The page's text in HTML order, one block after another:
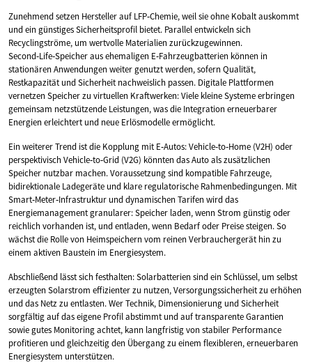
Zunehmend setzen Hersteller auf LFP‑Chemie, weil sie ohne Kobalt auskommt
und ein günstiges Sicherheitsprofil bietet. Parallel entwickeln sich
Recyclingströme, um wertvolle Materialien zurückzugewinnen.
Second‑Life‑Speicher aus ehemaligen E‑Fahrzeugbatterien können in
stationären Anwendungen weiter genutzt werden, sofern Qualität,
Restkapazität und Sicherheit nachweislich passen. Digitale Plattformen
vernetzen Speicher zu virtuellen Kraftwerken: Viele kleine Systeme erbringen
gemeinsam netzstützende Leistungen, was die Integration erneuerbarer
Energien erleichtert und neue Erlösmodelle ermöglicht.
Ein weiterer Trend ist die Kopplung mit E‑Autos: Vehicle‑to‑Home (V2H) oder
perspektivisch Vehicle‑to‑Grid (V2G) könnten das Auto als zusätzlichen
Speicher nutzbar machen. Voraussetzung sind kompatible Fahrzeuge,
bidirektionale Ladegeräte und klare regulatorische Rahmenbedingungen. Mit
Smart‑Meter‑Infrastruktur und dynamischen Tarifen wird das
Energiemanagement granularer: Speicher laden, wenn Strom günstig oder
reichlich vorhanden ist, und entladen, wenn Bedarf oder Preise steigen. So
wächst die Rolle von Heimspeichern vom reinen Verbrauchergerät hin zu
einem aktiven Baustein im Energiesystem.
Abschließend lässt sich festhalten: Solarbatterien sind ein Schlüssel, um selbst
erzeugten Solarstrom effizienter zu nutzen, Versorgungssicherheit zu erhöhen
und das Netz zu entlasten. Wer Technik, Dimensionierung und Sicherheit
sorgfältig auf das eigene Profil abstimmt und auf transparente Garantien
sowie gutes Monitoring achtet, kann langfristig von stabiler Performance
profitieren und gleichzeitig den Übergang zu einem flexibleren, erneuerbaren
Energiesystem unterstützen.